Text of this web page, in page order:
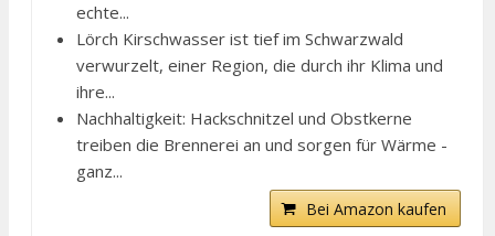
echte...
Lörch Kirschwasser ist tief im Schwarzwald
verwurzelt, einer Region, die durch ihr Klima und
ihre...
Nachhaltigkeit: Hackschnitzel und Obstkerne
treiben die Brennerei an und sorgen für Wärme -
ganz...
Bei Amazon kaufen